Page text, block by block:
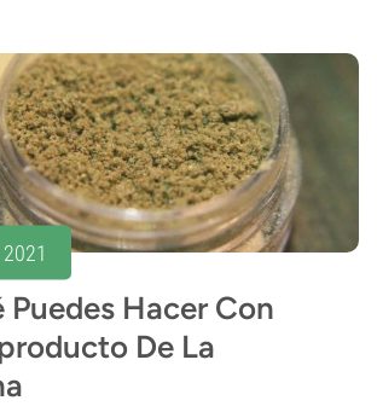
Puedes Hacer Con
De La